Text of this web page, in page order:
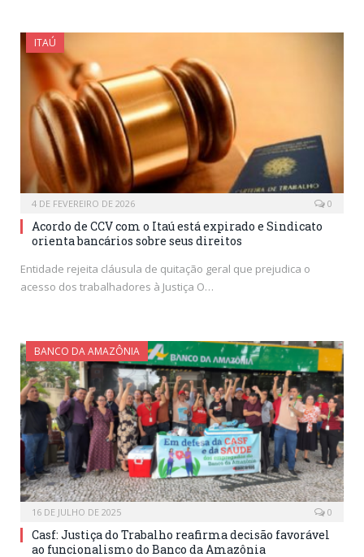
ITAÚ
4 DE FEVEREIRO DE 2026 0
Acordo de CCV com o Itaú está expirado e Sindicato
orienta bancários sobre seus direitos
Entidade rejeita cláusula de quitação geral que prejudica o
acesso dos trabalhadores à Justiça O…
BANCO DA AMAZÔNIA
16 DE JULHO DE 2025 0
Casf: Justiça do Trabalho reafirma decisão favorável
ao funcionalismo do Banco da Amazônia